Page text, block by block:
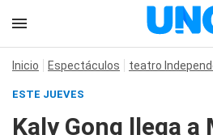
Inicio Espectáculos teatro
ESTE JUEVES
Kaly Gong llega a